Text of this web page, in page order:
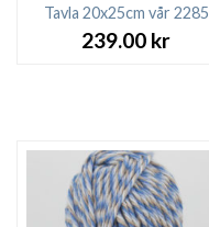
Tavla 20x25cm vår 2285
239.00 kr